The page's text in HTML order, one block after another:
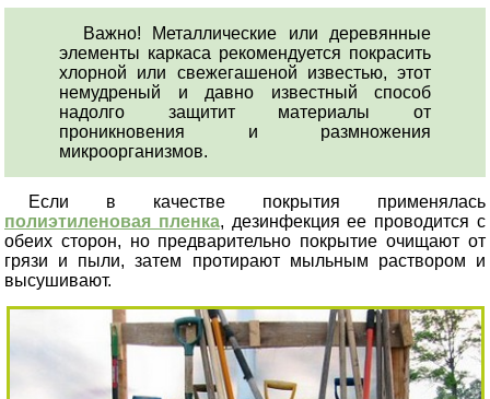
Важно! Металлические или деревянные
элементы каркаса рекомендуется покрасить
хлорной или свежегашеной известью, этот
немудреный и давно известный способ
надолго защитит материалы от
проникновения и размножения
микроорганизмов.
Если в качестве покрытия применялась
полиэтиленовая пленка, дезинфекция ее проводится с
обеих сторон, но предварительно покрытие очищают от
грязи и пыли, затем протирают мыльным раствором и
высушивают.